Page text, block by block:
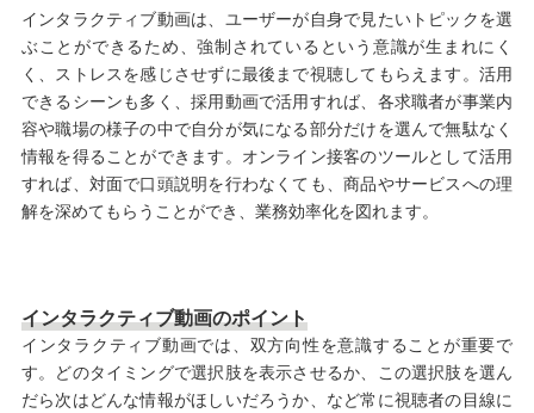
インタラクティブ動画は、ユーザーが自身で見たいトピックを選
ぶことができるため、強制されているという意識が生まれにく
く、ストレスを感じさせずに最後まで視聴してもらえます。活用
できるシーンも多く、採用動画で活用すれば、各求職者が事業内
容や職場の様子の中で自分が気になる部分だけを選んで無駄なく
情報を得ることができます。オンライン接客のツールとして活用
すれば、対面で口頭説明を行わなくても、商品やサービスへの理
解を深めてもらうことができ、業務効率化を図れます。
インタラクティブ動画のポイント
インタラクティブ動画では、双方向性を意識することが重要で
す。どのタイミングで選択肢を表示させるか、この選択肢を選ん
だら次はどんな情報がほしいだろうか、など常に視聴者の目線に